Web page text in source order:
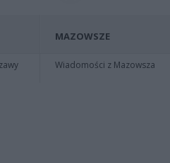
MAZOWSZE
Wiadomości z Mazowsza